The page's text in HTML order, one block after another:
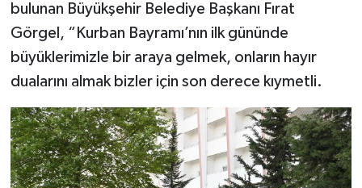
bulunan Büyükşehir Belediye Başkanı Fırat
Görgel, “Kurban Bayramı’nın ilk gününde
büyüklerimizle bir araya gelmek, onların hayır
dualarını almak bizler için son derece kıymetli.